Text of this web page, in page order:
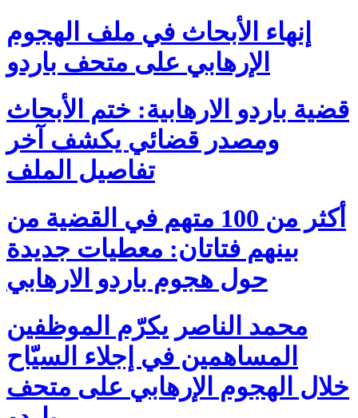
إنهاء الأبحاث في ملف الهجوم
الإرهابي على متحف باردو
قضية باردو الارهابية: ختم الأبحاث
ومصدر قضائي يكشف آخر
تفاصيل الملف
أكثر من 100 متهم في القضية من
بينهم فتاتان: معطيات جديدة
حول هجوم باردو الارهابي
محمد الناصر يكرّم الموظفين
المساهمين في إجلاء السيّاح
خلال الهجوم الإرهابي على متحف